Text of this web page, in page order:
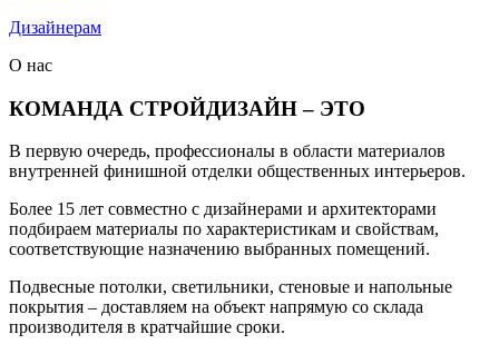
Дизайнерам
О нас
КОМАНДА СТРОЙДИЗАЙН – ЭТО
В первую очередь, профессионалы в области материалов
внутренней финишной отделки общественных интерьеров.
Более 15 лет совместно с дизайнерами и архитекторами
подбираем материалы по характеристикам и свойствам,
соответствующие назначению выбранных помещений.
Подвесные потолки, светильники, стеновые и напольные
покрытия – доставляем на объект напрямую со склада
производителя в кратчайшие сроки.